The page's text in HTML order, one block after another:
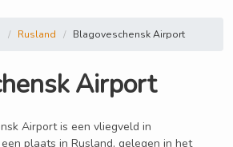
Rusland Blagoveschensk Airport
Airport
Airport is een vliegveld in
plaats in Rusland, gelegen in het